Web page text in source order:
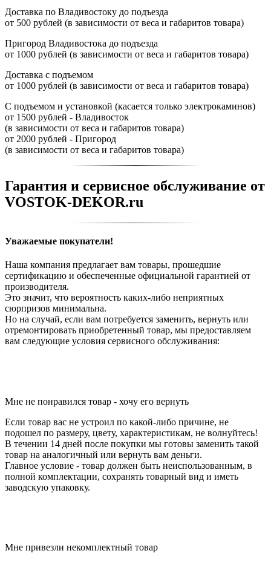
Доставка по Владивостоку до подъезда
от 500 рублей (в зависимости от веса и габаритов товара)
Пригород Владивостока до подъезда
от 1000 рублей (в зависимости от веса и габаритов товара)
Доставка с подъемом
от 1000 рублей (в зависимости от веса и габаритов товара)
С подъемом и установкой (касается только электрокаминов)
от 1500 рублей - Владивосток
(в зависимости от веса и габаритов товара)
от 2000 рублей - Пригород
(в зависимости от веса и габаритов товара)
Гарантия и сервисное обслуживание от
VOSTOK-DEKOR.ru
Уважаемые покупатели!
Наша компания предлагает вам товары, прошедшие
сертификацию и обеспеченные официальной гарантией от
производителя.
Это значит, что вероятность каких-либо неприятных
сюрпризов минимальна.
Но на случай, если вам потребуется заменить, вернуть или
отремонтировать приобретенный товар, мы предоставляем
вам следующие условия сервисного обслуживания:
Мне не понравился товар - хочу его вернуть
Если товар вас не устроил по какой-либо причине, не
подошел по размеру, цвету, характеристикам, не волнуйтесь!
В течении 14 дней после покупки мы готовы заменить такой
товар на аналогичный или вернуть вам деньги.
Главное условие - товар должен быть неиспользованным, в
полной комплектации, сохранять товарный вид и иметь
заводскую упаковку.
Мне привезли некомплектный товар